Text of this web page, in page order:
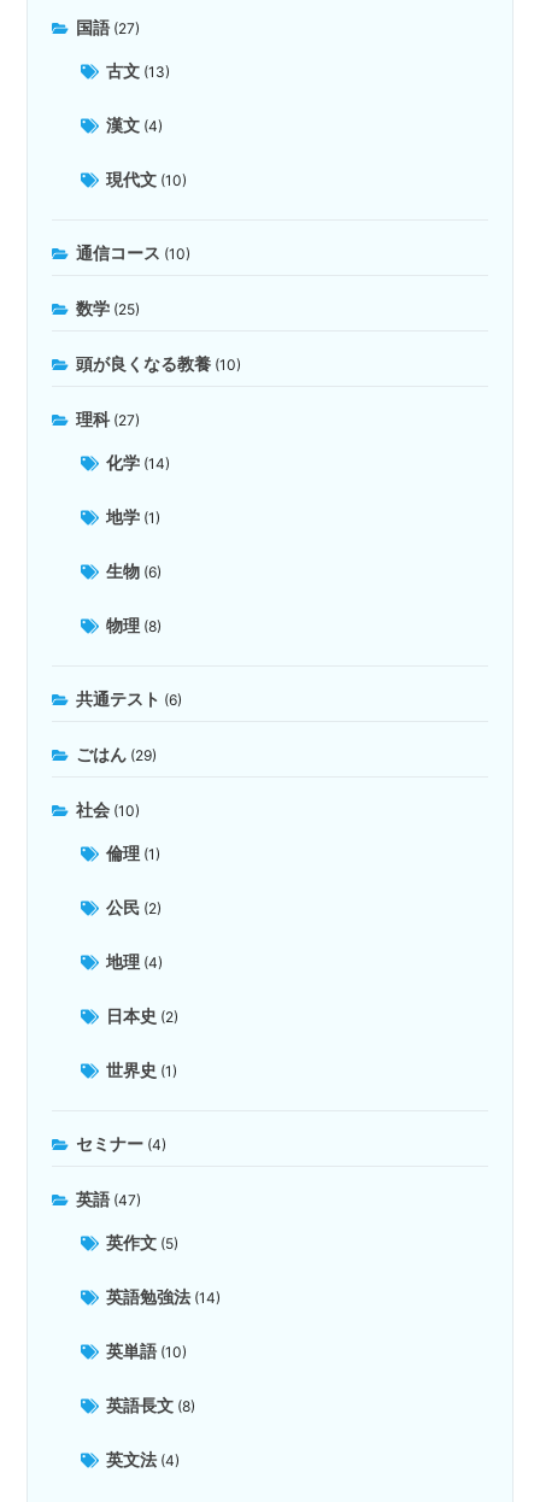
国語 (27)
古文 (13)
漢文 (4)
現代文 (10)
通信コース (10)
数学 (25)
頭が良くなる教養 (10)
理科 (27)
化学 (14)
地学 (1)
生物 (6)
物理 (8)
共通テスト (6)
ごはん (29)
社会 (10)
倫理 (1)
公民 (2)
地理 (4)
日本史 (2)
世界史 (1)
セミナー (4)
英語 (47)
英作文 (5)
英語勉強法 (14)
英単語 (10)
英語長文 (8)
英文法 (4)